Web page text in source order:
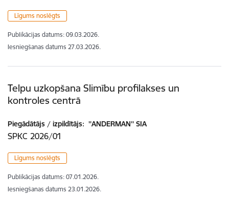
Līgums noslēgts
Publikācijas datums: 09.03.2026.
Iesniegšanas datums 27.03.2026.
Telpu uzkopšana Slimību profilakses un
kontroles centrā
Piegādātājs / izpildītājs: ''ANDERMAN'' SIA
SPKC 2026/01
Līgums noslēgts
Publikācijas datums: 07.01.2026.
Iesniegšanas datums 23.01.2026.